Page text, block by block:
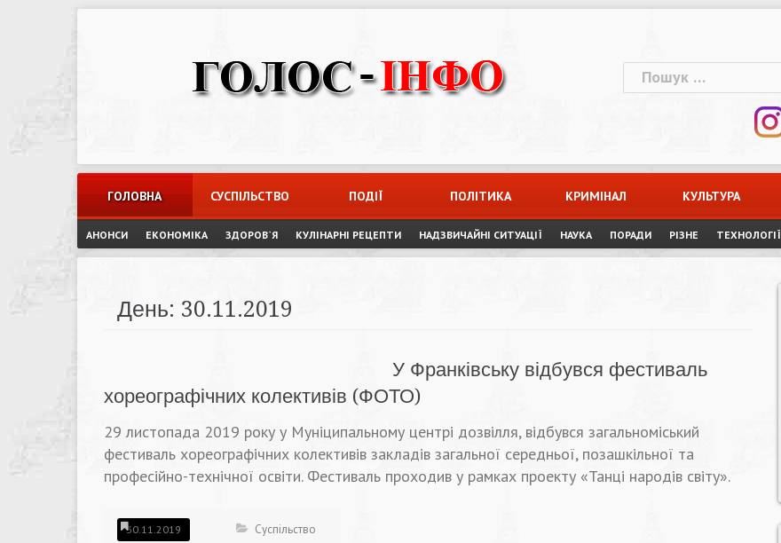
Пошук:
ГОЛОВНА СУСПІЛЬСТВО ПОДІЇ ПОЛІТИКА КРИМІНАЛ КУЛЬТУРА
АНОНСИ ЕКОНОМІКА ЗДОРОВ`Я КУЛІНАРНІ РЕЦЕПТИ НАДЗВИЧАЙНІ СИТУАЦІЇ НАУКА ПОРАДИ РІЗНЕ ТЕХНОЛОГІЇ
День: 30.11.2019
У Франківську відбувся фестиваль
хореографічних колективів (ФОТО)
29 листопада 2019 року у Муніципальному центрі дозвілля, відбувся загальноміський
фестиваль хореографічних колективів закладів загальної середньої, позашкільної та
професійно-технічної освіти. Фестиваль проходив у рамках проекту «Танці народів світу».
30.11.2019 Суспільство